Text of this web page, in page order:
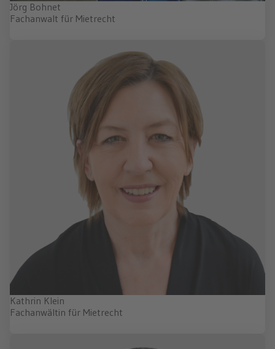
Jörg Bohnet
Fachanwalt für Mietrecht
Kathrin Klein
Fachanwältin für Mietrecht